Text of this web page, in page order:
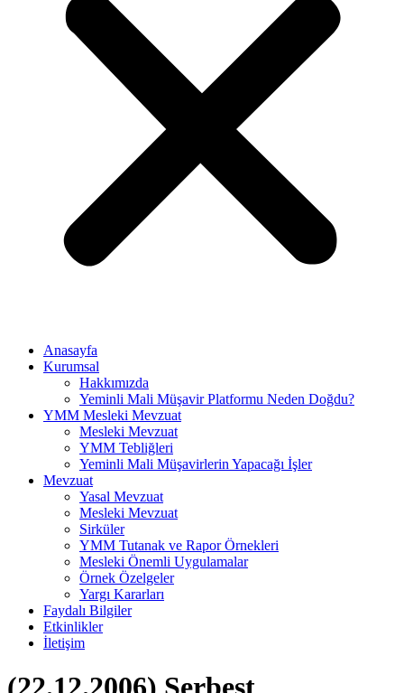
Anasayfa
Kurumsal
Hakkımızda
Yeminli Mali Müşavir Platformu Neden Doğdu?
YMM Mesleki Mevzuat
Mesleki Mevzuat
YMM Tebliğleri
Yeminli Mali Müşavirlerin Yapacağı İşler
Mevzuat
Yasal Mevzuat
Mesleki Mevzuat
Sirküler
YMM Tutanak ve Rapor Örnekleri
Mesleki Önemli Uygulamalar
Örnek Özelgeler
Yargı Kararları
Faydalı Bilgiler
Etkinlikler
İletişim